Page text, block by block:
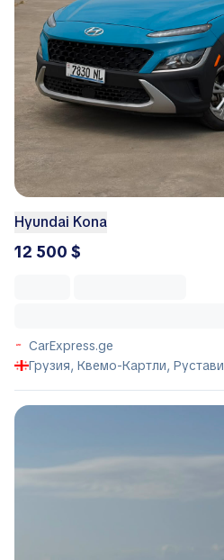
Hyundai Kona
12 500 $
CarExpress.ge
Грузия, Квемо-Картли, Рустави